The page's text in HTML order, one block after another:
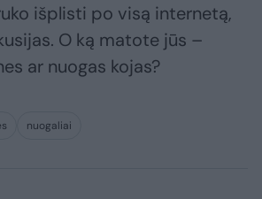
išplisti po visą internetą,
O ką matote jūs –
ar nuogas kojas?
nuogaliai